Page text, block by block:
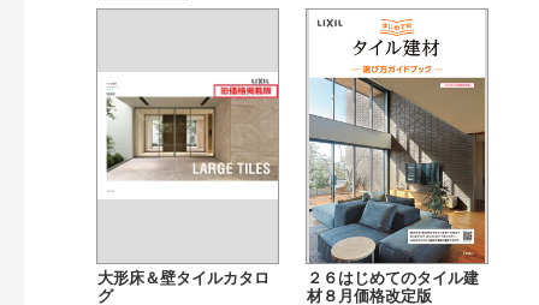
大形床＆壁タイルカタロ
グ
２６はじめてのタイル建
材８月価格改定版